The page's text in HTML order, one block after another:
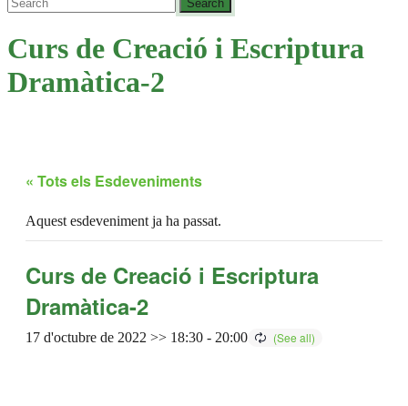
Curs de Creació i Escriptura
Dramàtica-2
« Tots els Esdeveniments
Aquest esdeveniment ja ha passat.
Curs de Creació i Escriptura
Dramàtica-2
17 d'octubre de 2022 >> 18:30 - 20:00